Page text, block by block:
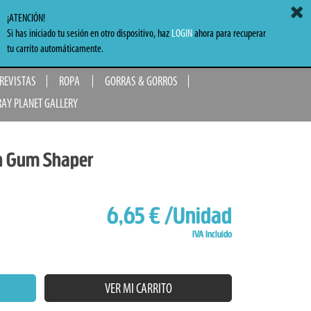
ROPA
GORRAS & GORROS
PLANET GALLERY
Gum Shaper
6,65 €/Unidad
IVA Incluido
VER MI CARRITO
¡ATENCIÓN!
Si has iniciado tu sesión en otro dispositivo, haz LOGINahora para recuperar
tu carrito automáticamente.